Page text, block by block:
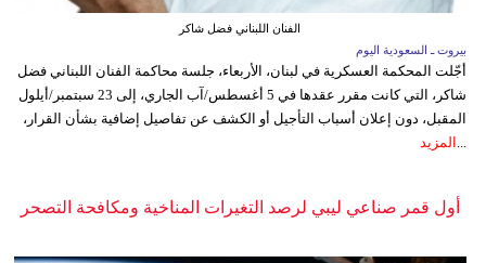
الفنان اللبناني فضل شاكر
بيروت ـ السعودية اليوم
أجّلت المحكمة العسكرية في لبنان، الأربعاء، جلسة محاكمة الفنان اللبناني فضل
شاكر، التي كانت مقرر عقدها في 5 أغسطس/آب الجاري، إلى 23 سبتمبر/أيلول
المقبل، دون إعلان أسباب التأجيل أو الكشف عن تفاصيل إضافية بشأن القرار،
المزيد
أول قمر صناعي ليبي لرصد التغيرات المناخية ومكافحة التصحر